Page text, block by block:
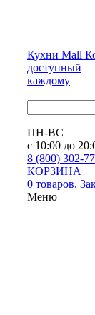
Кухни Mall
доступный
каждому
ПН-ВС
с 10:00 до
8 (800) 302-
КОРЗИНА
0 товаров.
Меню